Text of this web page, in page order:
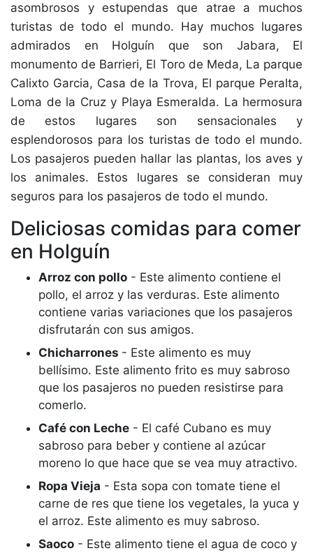
asombrosos y estupendas que atrae a muchos
turistas de todo el mundo. Hay muchos lugares
admirados en Holguín que son Jabara, El
monumento de Barrieri, El Toro de Meda, La parque
Calixto Garcia, Casa de la Trova, El parque Peralta,
Loma de la Cruz y Playa Esmeralda. La hermosura
de estos lugares son sensacionales y
esplendorosos para los turistas de todo el mundo.
Los pasajeros pueden hallar las plantas, los aves y
los animales. Estos lugares se consideran muy
seguros para los pasajeros de todo el mundo.
Deliciosas comidas para comer
en Holguín
Arroz con pollo - Este alimento contiene el
pollo, el arroz y las verduras. Este alimento
contiene varias variaciones que los pasajeros
disfrutarán con sus amigos.
Chicharrones - Este alimento es muy
bellísimo. Este alimento frito es muy sabroso
que los pasajeros no pueden resistirse para
comerlo.
Café con Leche - El café Cubano es muy
sabroso para beber y contiene al azúcar
moreno lo que hace que se vea muy atractivo.
Ropa Vieja - Esta sopa con tomate tiene el
carne de res que tiene los vegetales, la yuca y
el arroz. Este alimento es muy sabroso.
Saoco - Este alimento tiene el agua de coco y